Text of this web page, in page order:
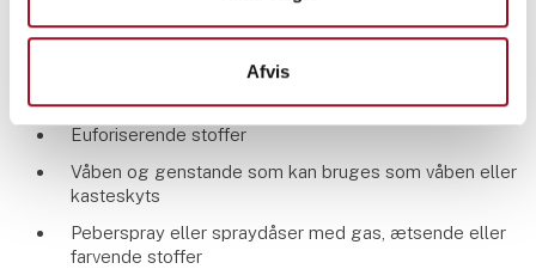
Afvis
samarbejdet.
Euforiserende stoffer
Våben og genstande som kan bruges som våben eller
kasteskyts
Peberspray eller spraydåser med gas, ætsende eller
farvende stoffer